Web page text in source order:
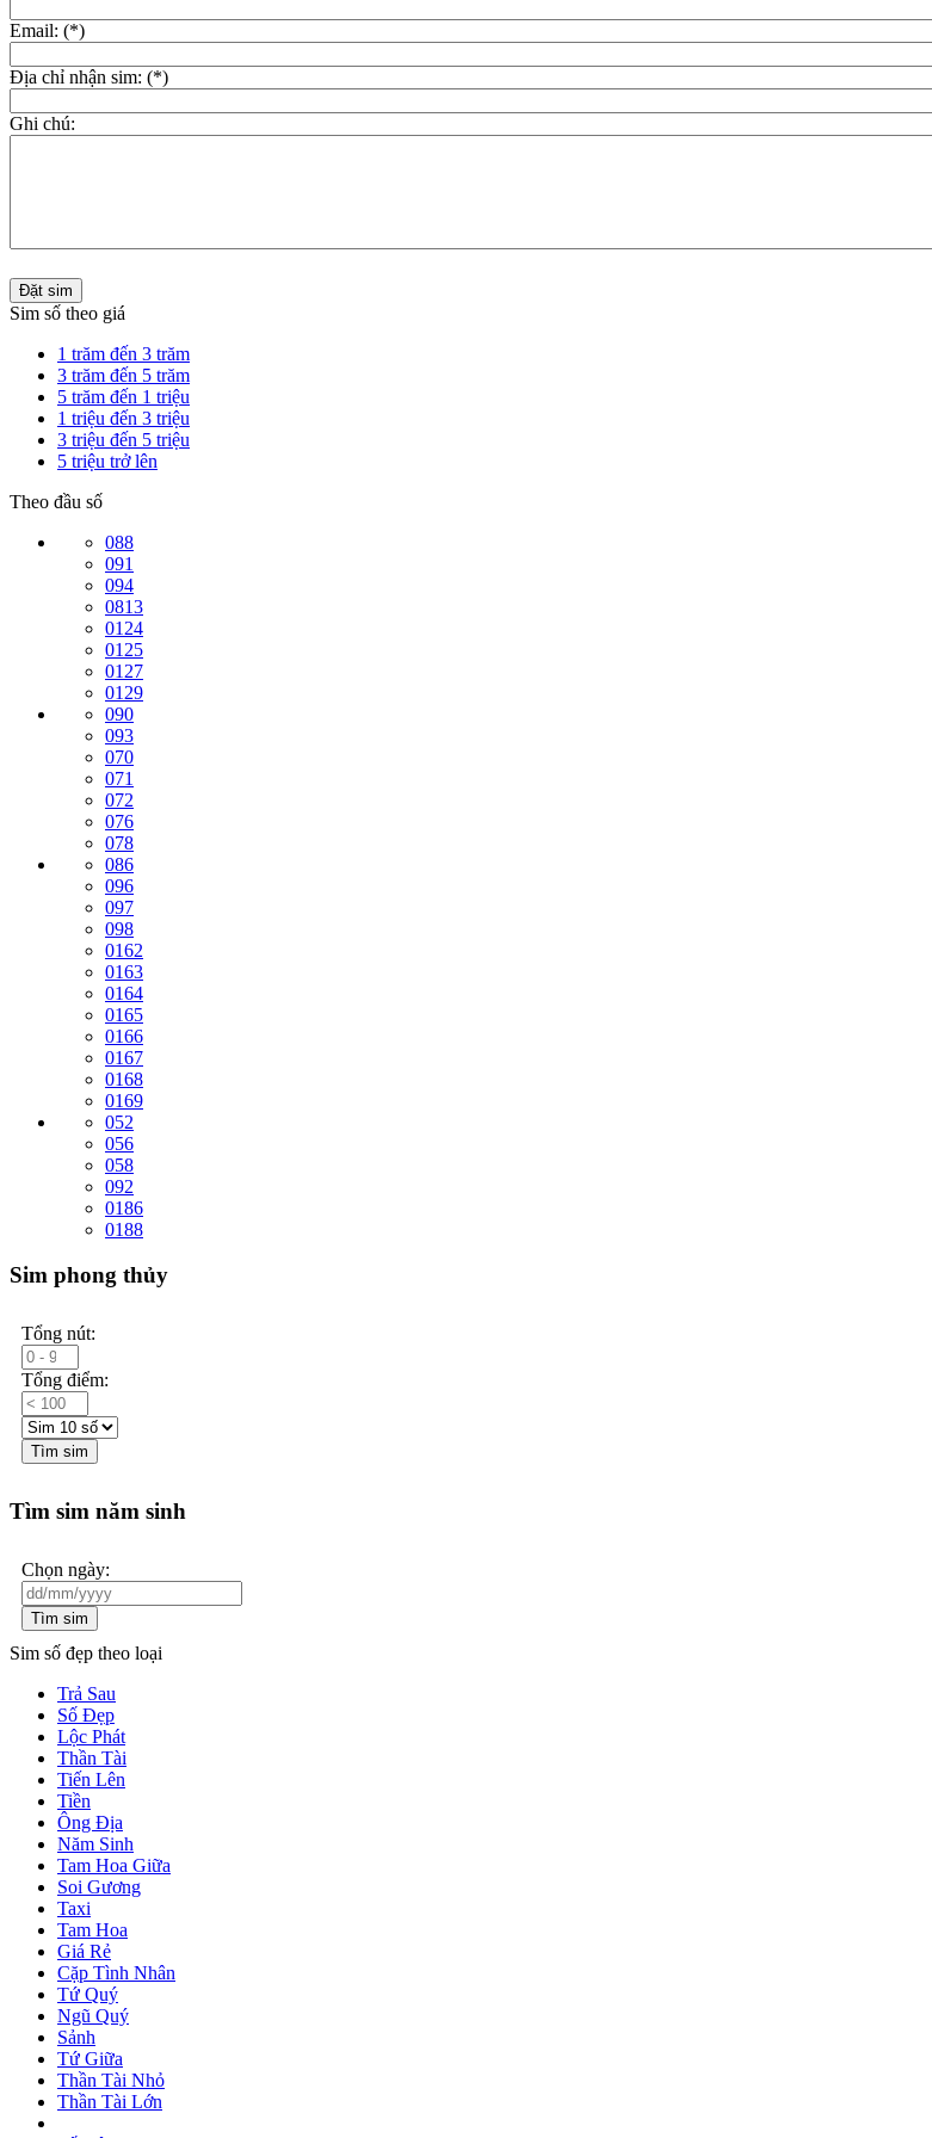
Email: (*)
Địa chỉ nhận sim: (*)
Ghi chú:
Đặt sim
Sim số theo giá
1 trăm đến 3 trăm
3 trăm đến 5 trăm
5 trăm đến 1 triệu
1 triệu đến 3 triệu
3 triệu đến 5 triệu
5 triệu trở lên
Theo đầu số
088
091
094
0813
0124
0125
0127
0129
090
093
070
071
072
076
078
086
096
097
098
0162
0163
0164
0165
0166
0167
0168
0169
052
056
058
092
0186
0188
Sim phong thủy
Tổng nút:
Tổng điểm:
Tìm sim
Tìm sim năm sinh
Chọn ngày:
Tìm sim
Sim số đẹp theo loại
Trả Sau
Số Đẹp
Lộc Phát
Thần Tài
Tiến Lên
Tiền
Ông Địa
Năm Sinh
Tam Hoa Giữa
Soi Gương
Taxi
Tam Hoa
Giá Rẻ
Cặp Tình Nhân
Tứ Quý
Ngũ Quý
Sảnh
Tứ Giữa
Thần Tài Nhỏ
Thần Tài Lớn